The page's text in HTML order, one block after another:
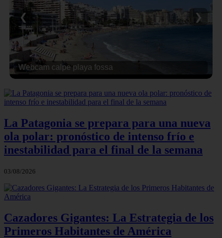
Webcam calpe playa fossa
❮ ❯
La Patagonia se prepara para una nueva
ola polar: pronóstico de intenso frío e
inestabilidad para el final de la semana
03/08/2026
Cazadores Gigantes: La Estrategia de los
Primeros Habitantes de América